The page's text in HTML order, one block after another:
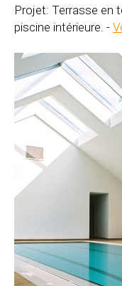
Projet: Terrasse en
piscine intérieure. -